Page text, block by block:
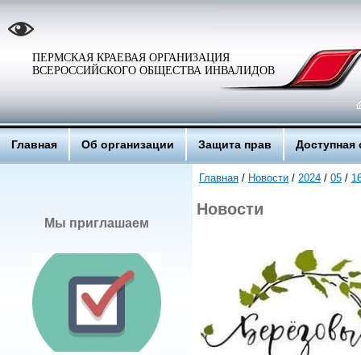
ПЕРМСКАЯ КРАЕВАЯ ОРГАНИЗАЦИЯ
ВСЕРОССИЙСКОГО ОБЩЕСТВА ИНВАЛИДОВ
Главная Об организации Защита прав Доступная
Мы приглашаем
Главная / Новости / 2024 / 05 /
Новости